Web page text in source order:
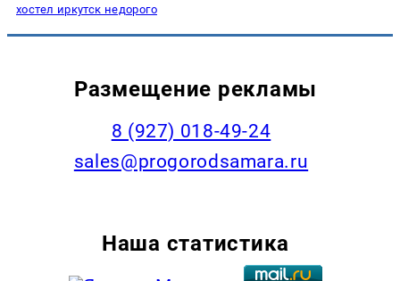
хостел иркутск недорого
Размещение рекламы
8 (927) 018-49-24
sales@progorodsamara.ru
Наша статистика